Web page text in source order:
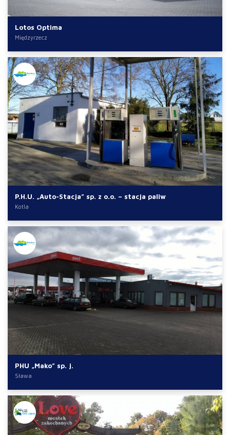
Lotos Optima
Międzyrzecz
P.H.U. „Auto-Stacja” sp. z o.o. – stacja paliw
Kotla
PHU „Mako” sp. j.
Sława